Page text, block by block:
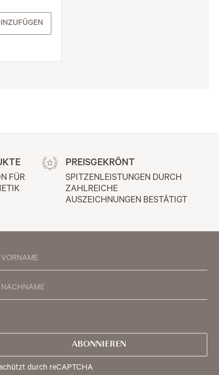
FÜR
PREISGEKRÖNT
SPITZENLEISTUNGEN DURCH
ZAHLREICHE
AUSZEICHNUNGEN BESTÄTIGT
ABONNIEREN
durch reCAPTCHA